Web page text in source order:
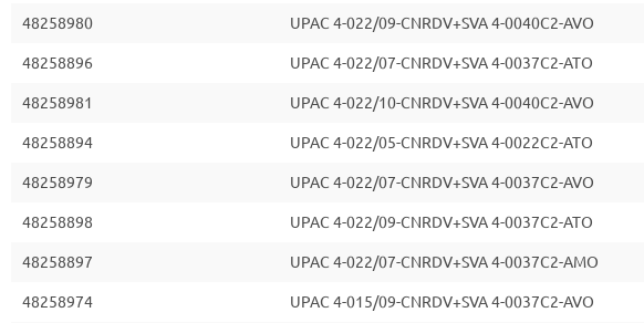
Функция
Тип соединения
Привод
Напор
Частота сети
48258980 UPAC 4-022/09-CNRDV+SVA 4-0040C2-AVO
48258896 UPAC 4-022/07-CNRDV+SVA 4-0037C2-ATO
48258981 UPAC 4-022/10-CNRDV+SVA 4-0040C2-AVO
48258894 UPAC 4-022/05-CNRDV+SVA 4-0022C2-ATO
48258979 UPAC 4-022/07-CNRDV+SVA 4-0037C2-AVO
48258898 UPAC 4-022/09-CNRDV+SVA 4-0037C2-ATO
48258897 UPAC 4-022/07-CNRDV+SVA 4-0037C2-AMO
48258974 UPAC 4-015/09-CNRDV+SVA 4-0037C2-AVO